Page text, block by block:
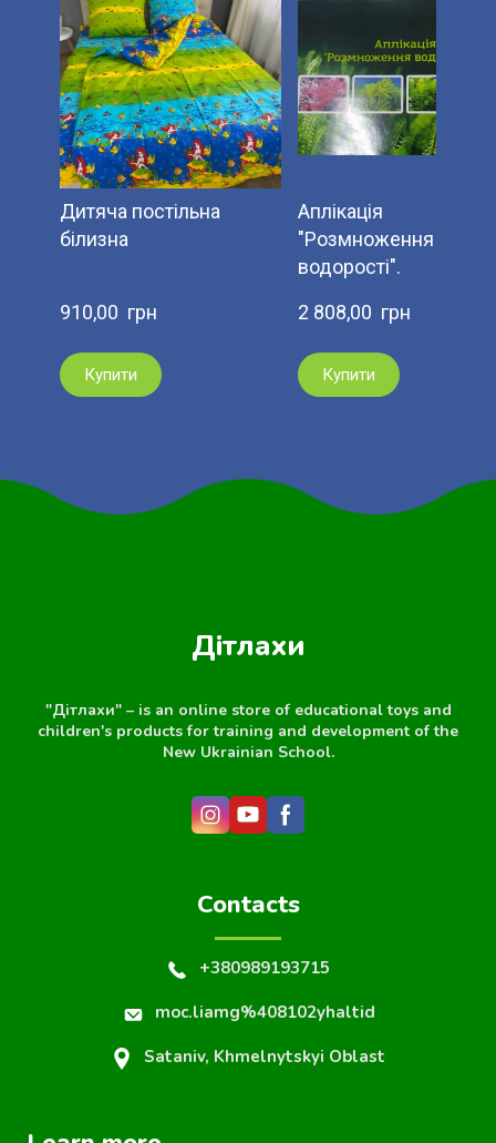
Дитяча постільна
білизна
910,00  грн
Купити
Аплікація
"Розмноження
водорості".
2 808,00  грн
Купити
Дітлахи
"Дітлахи" – is an online store of educational toys and
children's products for training and development of the
New Ukrainian School.
Contacts
+380989193715
moc.liamg%408102yhaltid
Sataniv, Khmelnytskyi Oblast